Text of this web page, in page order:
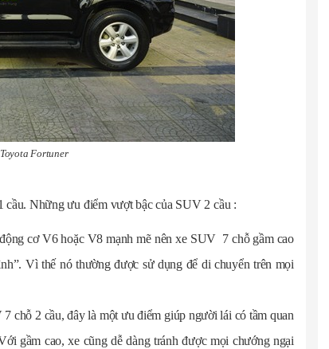
Fortuner
Những ưu điểm vượt bậc của SUV 2 cầu :
cơ V6 hoặc V8 mạnh mẽ nên xe SUV 7 chỗ gầm cao
Vì thế nó thường được sử dụng để di chuyển trên mọi
chỗ 2 cầu, đây là một ưu điểm giúp người lái có tầm quan
gầm cao, xe cũng dễ dàng tránh được mọi chướng ngại